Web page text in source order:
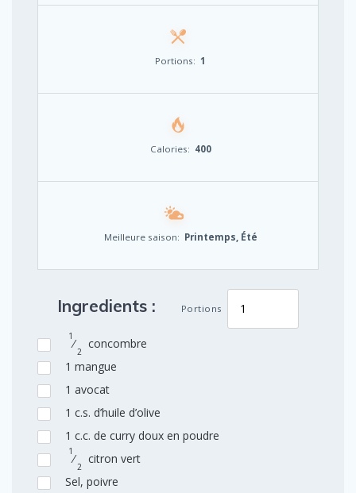
Portions: 1
Calories: 400
Meilleure saison: Printemps, Été
Ingredients : Portions
1⁄
2
concombre
1 mangue
1 avocat
1 c.s. d’huile d’olive
1 c.c. de curry doux en poudre
1⁄
2
citron vert
Sel, poivre